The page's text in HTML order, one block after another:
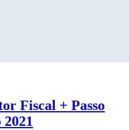
Fiscal + Passo